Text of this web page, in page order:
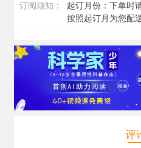
订阅须知：
起订月份：下单时
按照起订月为您配
评